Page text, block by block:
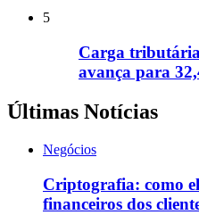
5
Carga
avança para
Últimas Notícias
Negócios
Criptografia: como
financeiros dos